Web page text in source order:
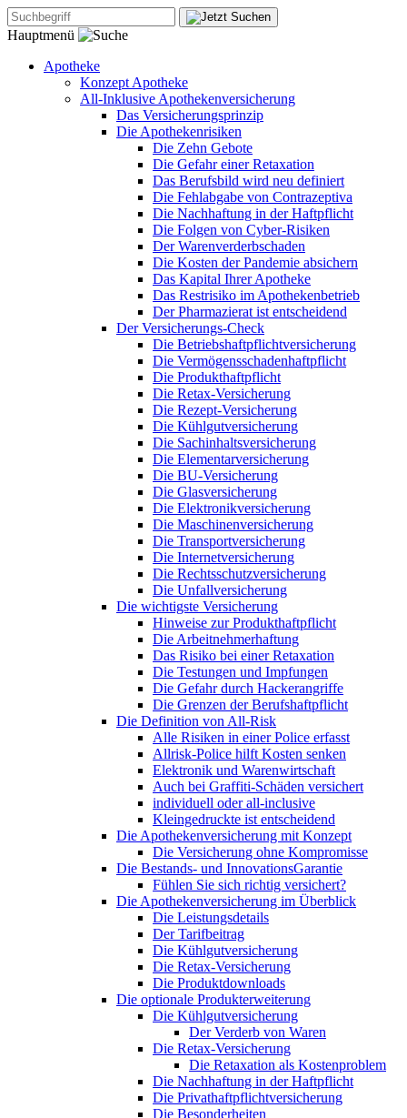
Hauptmenü
Apotheke
Konzept Apotheke
All-Inklusive Apothekenversicherung
Das Versicherungsprinzip
Die Apothekenrisiken
Die Zehn Gebote
Die Gefahr einer Retaxation
Das Berufsbild wird neu definiert
Die Fehlabgabe von Contrazeptiva
Die Nachhaftung in der Haftpflicht
Die Folgen von Cyber-Risiken
Der Warenverderbschaden
Die Kosten der Pandemie absichern
Das Kapital Ihrer Apotheke
Das Restrisiko im Apothekenbetrieb
Der Pharmazierat ist entscheidend
Der Versicherungs-Check
Die Betriebshaftpflichtversicherung
Die Vermögensschadenhaftpflicht
Die Produkthaftpflicht
Die Retax-Versicherung
Die Rezept-Versicherung
Die Kühlgutversicherung
Die Sachinhaltsversicherung
Die Elementarversicherung
Die BU-Versicherung
Die Glasversicherung
Die Elektronikversicherung
Die Maschinenversicherung
Die Transportversicherung
Die Internetversicherung
Die Rechtsschutzversicherung
Die Unfallversicherung
Die wichtigste Versicherung
Hinweise zur Produkthaftpflicht
Die Arbeitnehmerhaftung
Das Risiko bei einer Retaxation
Die Testungen und Impfungen
Die Gefahr durch Hackerangriffe
Die Grenzen der Berufshaftpflicht
Die Definition von All-Risk
Alle Risiken in einer Police erfasst
Allrisk-Police hilft Kosten senken
Elektronik und Warenwirtschaft
Auch bei Graffiti-Schäden versichert
individuell oder all-inclusive
Kleingedruckte ist entscheidend
Die Apothekenversicherung mit Konzept
Die Versicherung ohne Kompromisse
Die Bestands- und InnovationsGarantie
Fühlen Sie sich richtig versichert?
Die Apothekenversicherung im Überblick
Die Leistungsdetails
Der Tarifbeitrag
Die Kühlgutversicherung
Die Retax-Versicherung
Die Produktdownloads
Die optionale Produkterweiterung
Die Kühlgutversicherung
Der Verderb von Waren
Die Retax-Versicherung
Die Retaxation als Kostenproblem
Die Nachhaftung in der Haftpflicht
Die Privathaftpflichtversicherung
Die Besonderheiten